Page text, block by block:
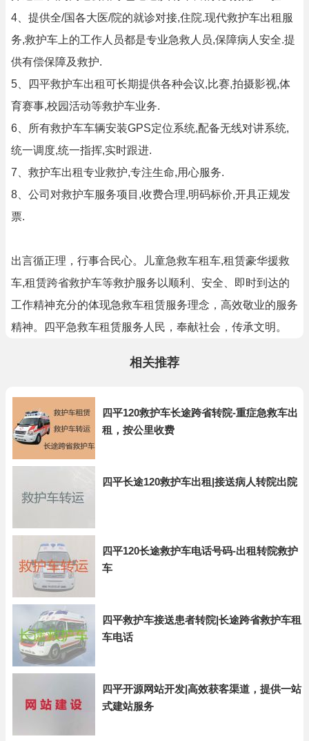
4、提供全/国各大医/院的就诊对接,住院.现代救护车出租服
务,救护车上的工作人员都是专业急救人员,保障病人安全.提
供有偿保障及救护.
5、四平救护车出租可长期提供各种会议,比赛,拍摄影视,体
育赛事,校园活动等救护车业务.
6、所有救护车车辆安装GPS定位系统,配备无线对讲系统,
统一调度,统一指挥,实时跟进.
7、救护车出租专业救护,专注生命,用心服务.
8、公司对救护车服务项目,收费合理,明码标价,开具正规发
票.
出言循正理，行事合民心。儿童急救车租车,租赁豪华援救
车,租赁跨省救护车等救护服务以顺利、安全、即时到达的
工作精神充分的体现急救车租赁服务理念，高效敬业的服务
精神。四平急救车租赁服务人民，奉献社会，传承文明。
相关推荐
四平120救护车长途跨省转院-重症急救车出
租，按公里收费
四平长途120救护车出租|接送病人转院出院
四平120长途救护车电话号码-出租转院救护
车
四平救护车接送患者转院|长途跨省救护车租
车电话
四平开源网站开发|高效获客渠道，提供一站
式建站服务